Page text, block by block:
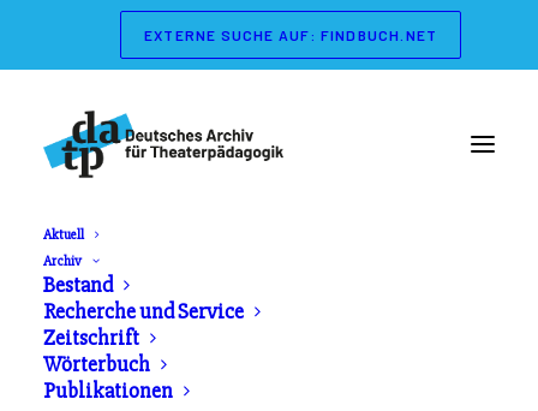
EXTERNE SUCHE AUF: FINDBUCH.NET
Aktuell
Archiv
Bestand
Recherche und Service
Zeitschrift
Wörterbuch
Publikationen
Wörterbuch der
Theaterpädagogik